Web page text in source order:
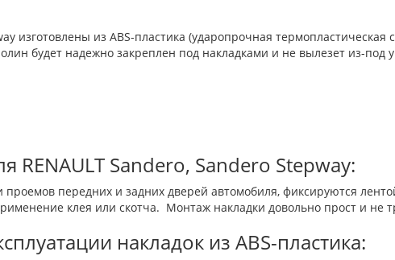
изготовлены из ABS-пластика (ударопрочная
будет надежно закреплен под накладками и не вылезет из-под
RENAULT Sandero, Sandero Stepway:
передних и задних дверей автомобиля, фиксируются
клея или скотча. Монтаж накладки довольно прост и не
накладок из ABS-пластика: